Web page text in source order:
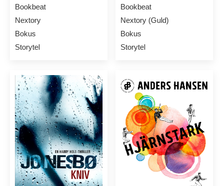
Bookbeat
Nextory
Bokus
Storytel
Bookbeat
Nextory (Guld)
Bokus
Storytel